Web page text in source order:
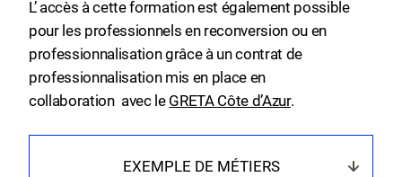
L’ accès à cette formation est également possible
pour les professionnels en reconversion ou en
professionnalisation grâce à un contrat de
professionnalisation mis en place en
collaboration avec le GRETA Côte d’Azur.
EXEMPLE DE MÉTIERS